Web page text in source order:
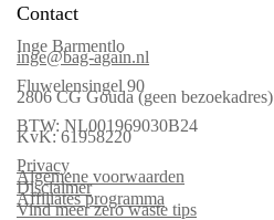
Contact
Inge Barmentlo
inge@bag-again.nl
Fluwelensingel 90
2806 CG Gouda (geen bezoekadres)
BTW: NL001969030B24
KvK: 61958220
Privacy
Algemene voorwaarden
Disclaimer
Affiliates programma
Vind meer zero waste tips